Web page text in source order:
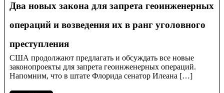
Два новых закона для запрета геоинженерных
операций и возведения их в ранг уголовного
преступления
США продолжают предлагать и обсуждать все новые
законопроекты для запрета геоинженерных операций.
Напомним, что в штате Флорида сенатор Илеана […]